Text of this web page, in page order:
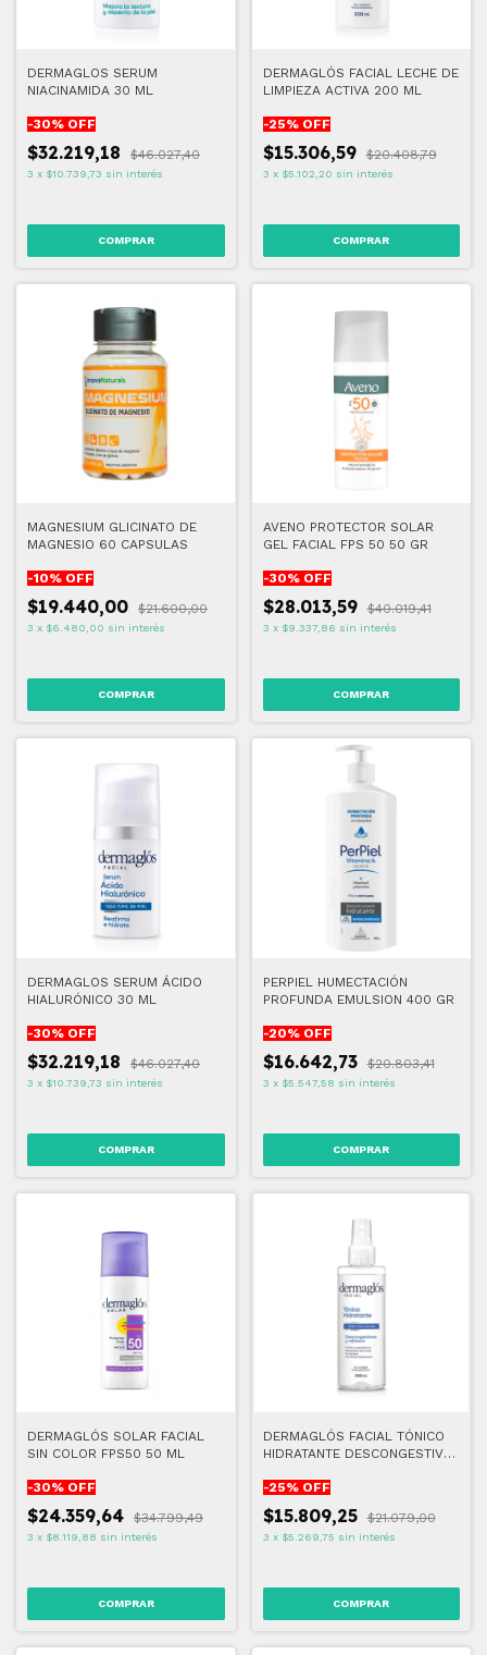
DERMAGLOS SERUM
NIACINAMIDA 30 ML
-30% OFF
$32.219,18 $46.027,40
3 x $10.739,73 sin interés
DERMAGLÓS FACIAL LECHE DE
LIMPIEZA ACTIVA 200 ML
-25% OFF
$15.306,59 $20.408,79
3 x $5.102,20 sin interés
MAGNESIUM GLICINATO DE
MAGNESIO 60 CAPSULAS
-10% OFF
$19.440,00 $21.600,00
3 x $6.480,00 sin interés
AVENO PROTECTOR SOLAR
GEL FACIAL FPS 50 50 GR
-30% OFF
$28.013,59 $40.019,41
3 x $9.337,86 sin interés
DERMAGLOS SERUM ÁCIDO
HIALURÓNICO 30 ML
-30% OFF
$32.219,18 $46.027,40
3 x $10.739,73 sin interés
PERPIEL HUMECTACIÓN
PROFUNDA EMULSION 400 GR
-20% OFF
$16.642,73 $20.803,41
3 x $5.547,58 sin interés
DERMAGLÓS SOLAR FACIAL
SIN COLOR FPS50 50 ML
-30% OFF
$24.359,64 $34.799,49
3 x $8.119,88 sin interés
DERMAGLÓS FACIAL TÓNICO
HIDRATANTE DESCONGESTIVO
-25% OFF
$15.809,25 $21.079,00
3 x $5.269,75 sin interés